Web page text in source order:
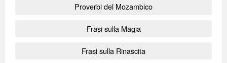
Proverbi del Mozambico
Frasi sulla Magia
Frasi sulla Rinascita